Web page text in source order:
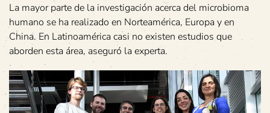
La mayor parte de la investigación acerca del microbioma
humano se ha realizado en Norteamérica, Europa y en
China. En Latinoamérica casi no existen estudios que
aborden esta área, aseguró la experta.